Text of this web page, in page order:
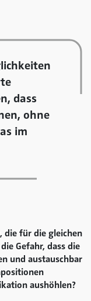
dass
ohne
im
die für die gleichen
Gefahr, dass die
und austauschbar
aushöhlen?